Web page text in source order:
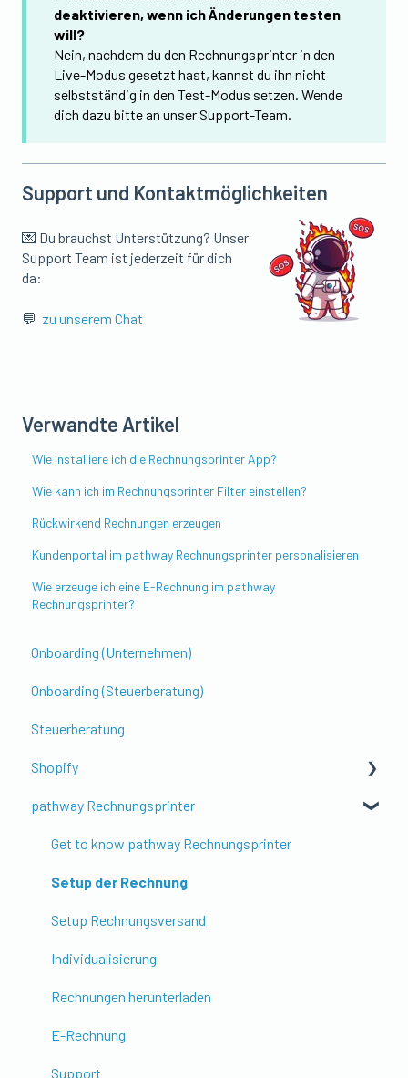
deaktivieren, wenn ich Änderungen testen
will?
Nein, nachdem du den Rechnungsprinter in den
Live-Modus gesetzt hast, kannst du ihn nicht
selbstständig in den Test-Modus setzen. Wende
dich dazu bitte an unser Support-Team.
Support und Kontaktmöglichkeiten
💌 Du brauchst Unterstützung? Unser
Support Team ist jederzeit für dich
da:
💬 zu unserem Chat
Verwandte Artikel
Wie installiere ich die Rechnungsprinter App?
Wie kann ich im Rechnungsprinter Filter einstellen?
Rückwirkend Rechnungen erzeugen
Kundenportal im pathway Rechnungsprinter personalisieren
Wie erzeuge ich eine E-Rechnung im pathway
Rechnungsprinter?
Onboarding (Unternehmen)
Onboarding (Steuerberatung)
Steuerberatung
Shopify
Erste Schritte & Einrichtung
Kontierung & Buchungslogik
Shopify POS (Point of Sale)
Steuern, Währung & Ausland
Gutscheine, Rabatte & Zusatzfeatures
Buchungsstapel & Schnittstellen
Troubleshooting & Datenprüfung
Shopify Setup mit pathway
pathway Rechnungsprinter
Get to know pathway Rechnungsprinter
Setup der Rechnung
Setup Rechnungsversand
Individualisierung
Rechnungen herunterladen
E-Rechnung
Support